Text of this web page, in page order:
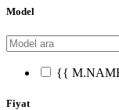
Model
{{
Fiyat